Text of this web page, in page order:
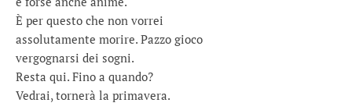
È per questo che non vorrei
assolutamente morire. Pazzo gioco
vergognarsi dei sogni.
Resta qui. Fino a quando?
Vedrai, tornerà la primavera.